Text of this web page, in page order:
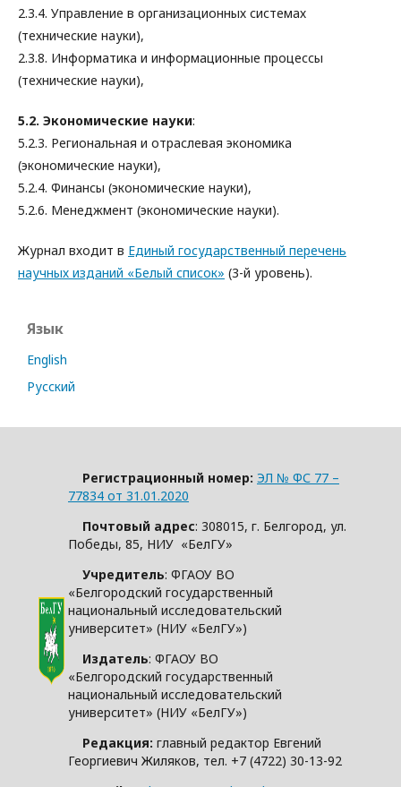
2.3.4. Управление в организационных системах
(технические науки),
2.3.8. Информатика и информационные процессы
(технические науки),
5.2. Экономические науки:
5.2.3. Региональная и отраслевая экономика
(экономические науки),
5.2.4. Финансы (экономические науки),
5.2.6. Менеджмент (экономические науки).
Журнал входит в Единый государственный перечень
научных изданий «Белый список» (3-й уровень).
Язык
English
Русский
Регистрационный номер: ЭЛ № ФС 77 –
77834 от 31.01.2020
Почтовый адрес: 308015, г. Белгород, ул.
Победы, 85, НИУ «БелГУ»
Учредитель: ФГАОУ ВО
«Белгородский государственный
национальный исследовательский
университет» (НИУ «БелГУ»)
Издатель: ФГАОУ ВО
«Белгородский государственный
национальный исследовательский
университет» (НИУ «БелГУ»)
Редакция: главный редактор Евгений
Георгиевич Жиляков, тел. +7 (4722) 30-13-92